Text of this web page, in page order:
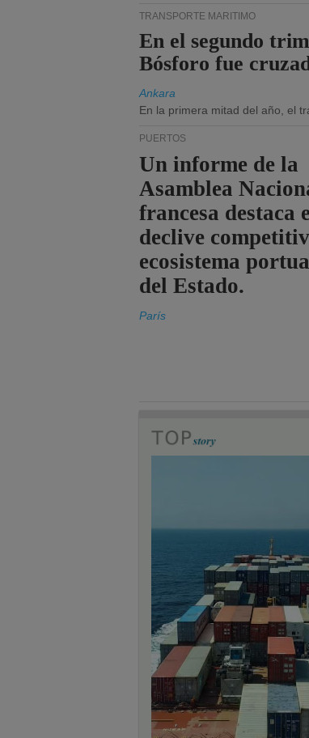
TRANSPORTE MARÍTIMO
En el segundo
Bósforo fue
Ankara
En la primera mitad del año, el
PUERTOS
Un informe de la
Asamblea
francesa destaca
declive
ecosistema
del Estado.
París